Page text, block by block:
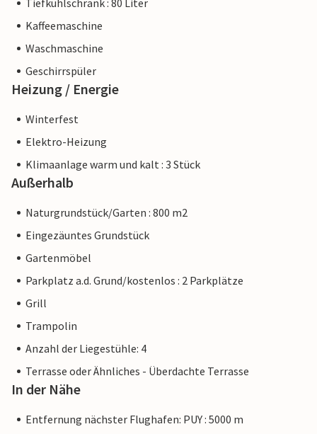
Tiefkühlschrank : 80 Liter
Kaffeemaschine
Waschmaschine
Geschirrspüler
Heizung / Energie
Winterfest
Elektro-Heizung
Klimaanlage warm und kalt : 3 Stück
Außerhalb
Naturgrundstück/Garten : 800 m2
Eingezäuntes Grundstück
Gartenmöbel
Parkplatz a.d. Grund/kostenlos : 2 Parkplätze
Grill
Trampolin
Anzahl der Liegestühle: 4
Terrasse oder Ähnliches - Überdachte Terrasse
In der Nähe
Entfernung nächster Flughafen: PUY : 5000 m